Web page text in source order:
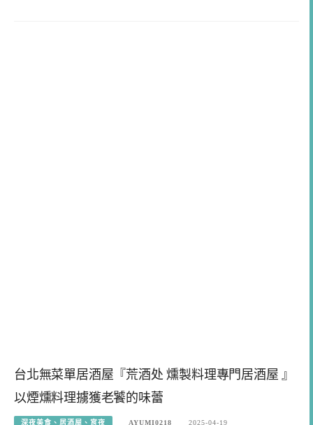
台北無菜單居酒屋『荒酒处 燻製料理專門居酒屋 』
以煙燻料理擄獲老饕的味蕾
深夜美食、居酒屋、宵夜 AYUMI0218 2025-04-19